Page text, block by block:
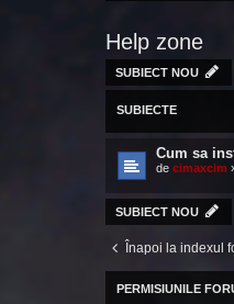
Help zone
SUBIECT NOU
SUBIECTE
Cum sa
de cimaxcim
SUBIECT NOU
Înapoi la indexul
PERMISIUNILE